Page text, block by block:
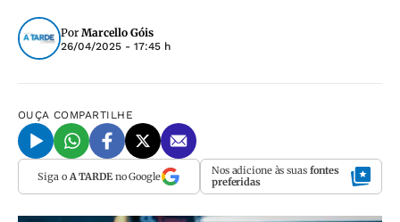
Por Marcello Góis
26/04/2025 - 17:45 h
OUÇA COMPARTILHE
Siga o A TARDEno Google Nos adicione às suas fontes
preferidas